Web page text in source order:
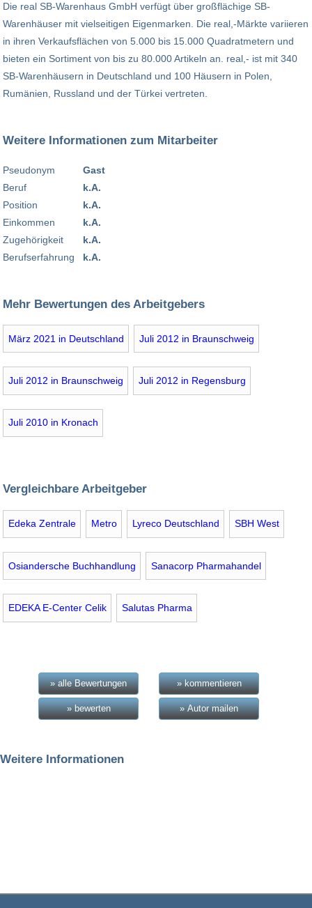
Die real SB-Warenhaus GmbH verfügt über großflächige SB-
Warenhäuser mit vielseitigen Eigenmarken. Die real,-Märkte variieren
in ihren Verkaufsflächen von 5.000 bis 15.000 Quadratmetern und
bieten ein Sortiment von bis zu 80.000 Artikeln an. real,- ist mit 340
SB-Warenhäusern in Deutschland und 100 Häusern in Polen,
Rumänien, Russland und der Türkei vertreten.
Weitere Informationen zum Mitarbeiter
Pseudonym
Beruf
Position
Einkommen
Zugehörigkeit
Berufserfahrung
Gast
k.A.
k.A.
k.A.
k.A.
k.A.
Mehr Bewertungen des Arbeitgebers
März 2021 in Deutschland Juli 2012 in Braunschweig
Juli 2012 in Braunschweig Juli 2012 in Regensburg
Juli 2010 in Kronach
Vergleichbare Arbeitgeber
Edeka Zentrale Metro Lyreco Deutschland SBH West
Osiandersche Buchhandlung Sanacorp Pharmahandel
EDEKA E-Center Celik Salutas Pharma
» alle Bewertungen » kommentieren
» bewerten » Autor mailen
Weitere Informationen